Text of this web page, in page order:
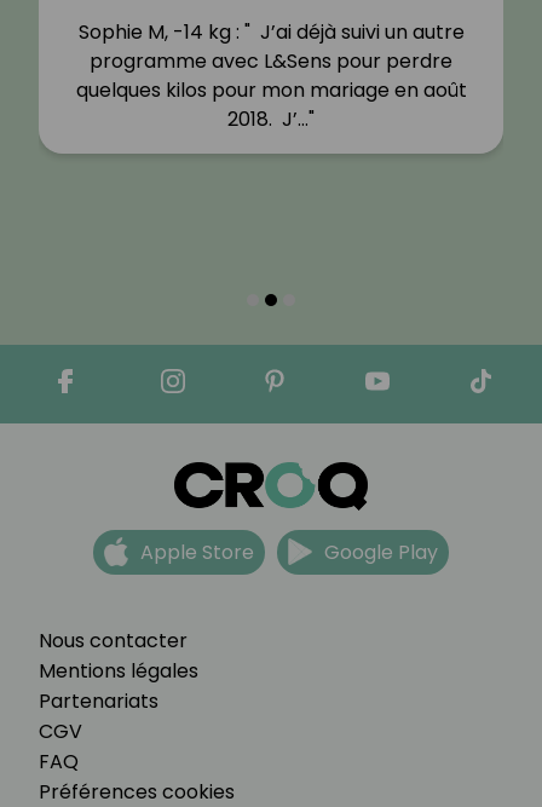
Sophie M, -14 kg : " J’ai déjà suivi un autre
programme avec L&Sens pour perdre
quelques kilos pour mon mariage en août
2018. J’…"
Nous contacter
Mentions légales
Partenariats
CGV
FAQ
Préférences cookies
Apple Store Google Play